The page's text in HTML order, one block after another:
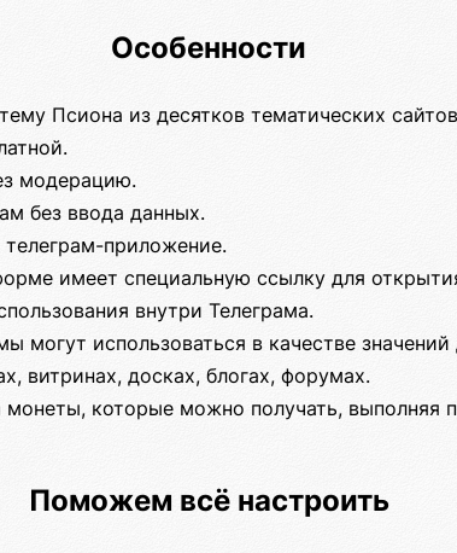
Особенности
Псиона из десятков тематических
модерацию.
без ввода данных.
телеграм-приложение.
имеет специальную ссылку для
внутри Телеграма.
могут использоваться в качестве
витринах, досках, блогах, форумах.
монеты, которые можно получать, выполняя
Поможем всё настроить